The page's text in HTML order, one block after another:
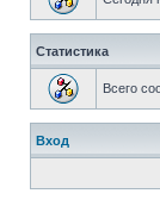
Статистика
Всего
Вход